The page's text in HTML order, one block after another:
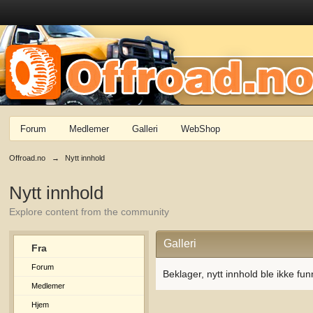
Forum Medlemer Galleri WebShop
Offroad.no → Nytt innhold
Nytt innhold
Explore content from the community
Fra
Forum
Medlemer
Hjem
Galleri
Beklager, nytt innhold ble ikke